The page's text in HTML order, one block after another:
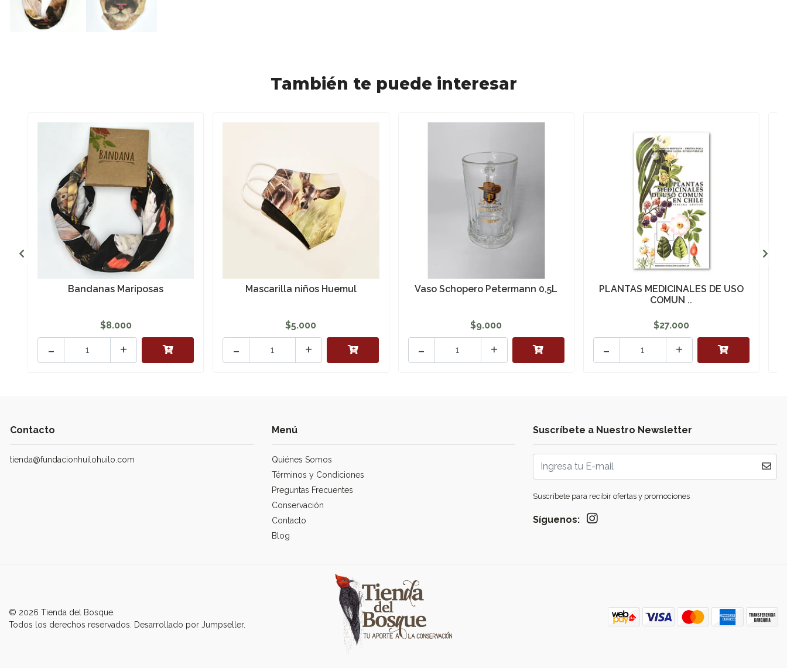
También te puede interesar
Bandanas Mariposas
$8.000
+
-
Mascarilla niños Huemul
$5.000
+
-
Vaso Schopero Petermann 0,5L
$9.000
+
-
PLANTAS MEDICINALES DE USO
COMUN ..
$27.000
+
-
Contacto
tienda@fundacionhuilohuilo.com
Menú
Quiénes Somos
Términos y Condiciones
Preguntas Frecuentes
Conservación
Contacto
Blog
Suscríbete a Nuestro Newsletter
Suscríbete para recibir ofertas y promociones
Síguenos:
© 2026 Tienda del Bosque.
Todos los derechos reservados.
Desarrollado por Jumpseller.